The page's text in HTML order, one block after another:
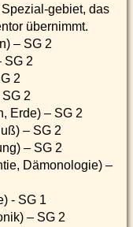
gebiet, das
übernimmt.
– SG 2
SG 2
2
SG 2
Erde) – SG 2
– SG 2
– SG 2
Dämonologie) –
- SG 1
– SG 2